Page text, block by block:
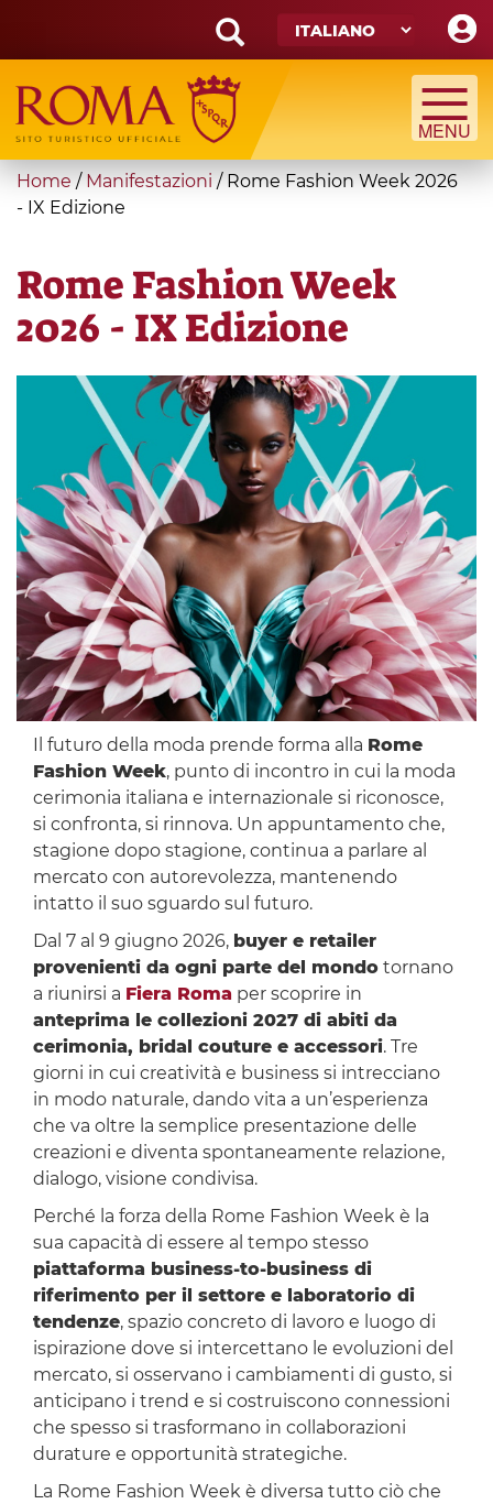
main
content
Search
form
Cerca
You
are
Home / Manifestazioni / Rome Fashion Week 2026
- IX Edizione
Rome Fashion Week
2026 - IX Edizione
Il futuro della moda prende forma alla Rome
Fashion Week, punto di incontro in cui la moda
cerimonia italiana e internazionale si riconosce,
si confronta, si rinnova. Un appuntamento che,
stagione dopo stagione, continua a parlare al
mercato con autorevolezza, mantenendo
intatto il suo sguardo sul futuro.
Dal 7 al 9 giugno 2026, buyer e retailer
provenienti da ogni parte del mondotornano
a riunirsi a Fiera Romaper scoprire in
anteprima le collezioni 2027 di abiti da
cerimonia, bridal couture e accessori. Tre
giorni in cui creatività e business si intrecciano
in modo naturale, dando vita a un’esperienza
che va oltre la semplice presentazione delle
creazioni e diventa spontaneamente relazione,
dialogo, visione condivisa.
Perché la forza della Rome Fashion Week è la
sua capacità di essere al tempo stesso
piattaforma business-to-business di
riferimento per il settore e laboratorio di
tendenze, spazio concreto di lavoro e luogo di
ispirazione dove si intercettano le evoluzioni del
mercato, si osservano i cambiamenti di gusto, si
anticipano i trend e si costruiscono connessioni
che spesso si trasformano in collaborazioni
durature e opportunità strategiche.
La Rome Fashion Week è diversa tutto ciò che